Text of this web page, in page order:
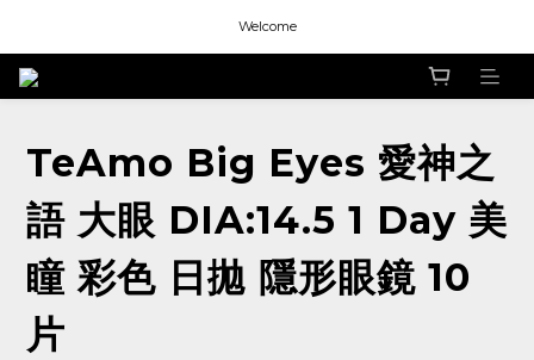
Welcome
Welcome
TeAmo Big Eyes 愛神之
語 大眼 DIA:14.5 1 Day 美
瞳 彩色 日拋 隱形眼鏡 10
片